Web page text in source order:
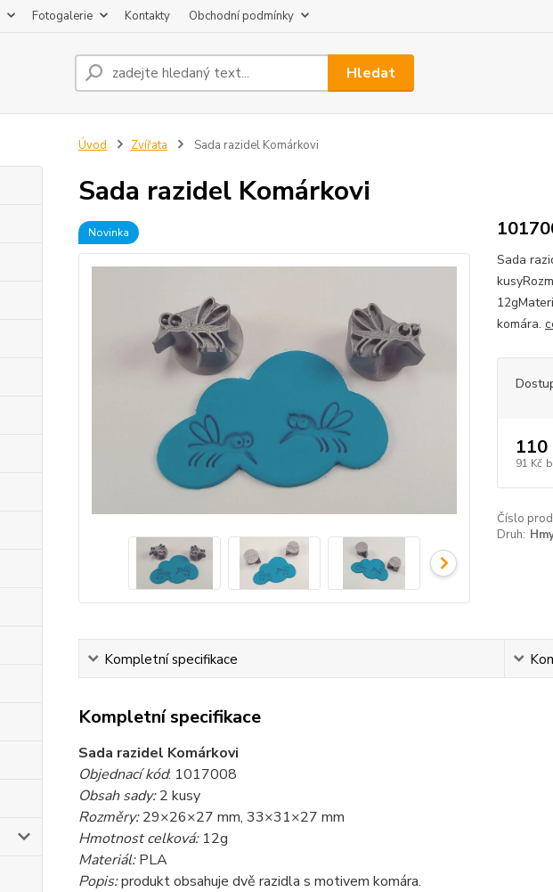
Fotogalerie Kontakty Obchodní podmínky
Hledat
Úvod Zvířata Sada razidel Komárkovi
Sada razidel Komárkovi
Novinka
Sada
komára.
110
91 Kč
Číslo
Druh:
Kompletní specifikace
Kompletní specifikace
Sada razidel Komárkovi
Objednací kód: 1017008
Obsah sady:2 kusy
Rozměry:29×26×27 mm, 33×31×27 mm
Hmotnost celková:12g
Materiál:PLA
Popis:produkt obsahuje dvě razidla s motivem komára.